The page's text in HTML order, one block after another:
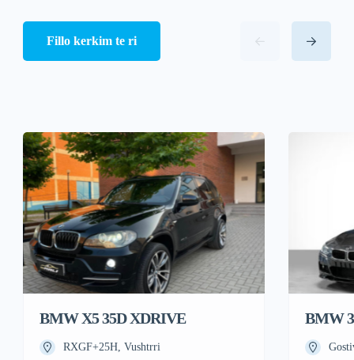
Fillo kerkim te ri
BMW X5 35D XDRIVE
RXGF+25H, Vushtrri
BMW